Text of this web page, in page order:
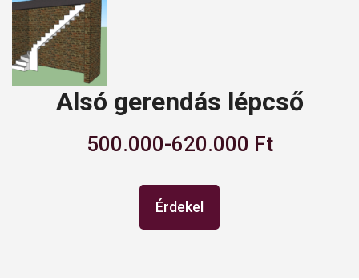
Alsó gerendás lépcső
500.000-620.000 Ft
Érdekel